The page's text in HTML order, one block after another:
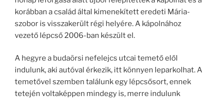
korábban a család által kimenekített eredeti Mária-
szobor is visszakerült régi helyére. A kápolnához
vezető lépcső 2006-ban készült el.
A hegyre a budaörsi nefelejcs utcai temető elől
indulunk, aki autóval érkezik, itt könnyen leparkolhat. A
temetővel szemben találunk egy lépcsősort, ennek
tetején voltaképpen mindegy is, merre indulunk